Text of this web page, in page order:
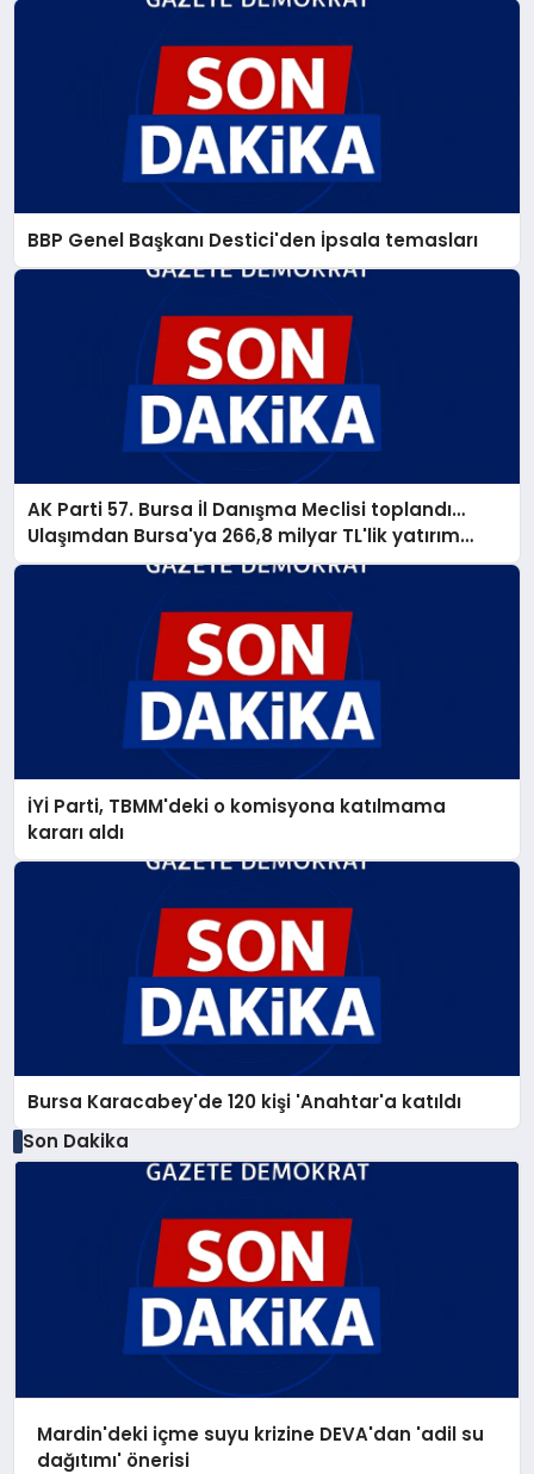
BBP Genel Başkanı Destici'den İpsala temasları
AK Parti 57. Bursa İl Danışma Meclisi toplandı…
Ulaşımdan Bursa'ya 266,8 milyar TL'lik yatırım
müjdesi
İYİ Parti, TBMM'deki o komisyona katılmama
kararı aldı
Bursa Karacabey'de 120 kişi 'Anahtar'a katıldı
Son Dakika
Mardin'deki içme suyu krizine DEVA'dan 'adil su
dağıtımı' önerisi